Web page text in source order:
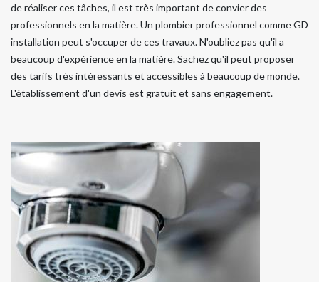
de réaliser ces tâches, il est très important de convier des
professionnels en la matière. Un plombier professionnel comme GD
installation peut s'occuper de ces travaux. N'oubliez pas qu'il a
beaucoup d'expérience en la matière. Sachez qu'il peut proposer
des tarifs très intéressants et accessibles à beaucoup de monde.
L'établissement d'un devis est gratuit et sans engagement.